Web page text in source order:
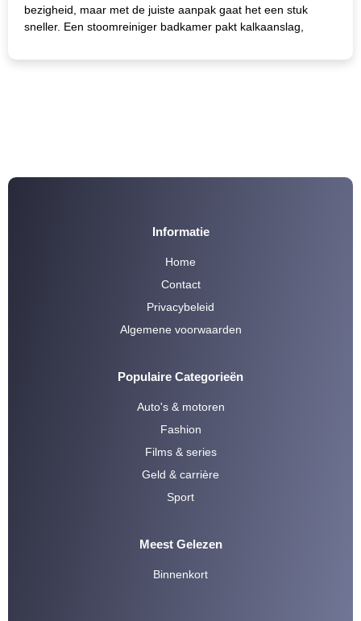
bezigheid, maar met de juiste aanpak gaat het een stuk
sneller. Een stoomreiniger badkamer pakt kalkaanslag,
Informatie
Home
Contact
Privacybeleid
Algemene voorwaarden
Populaire Categorieën
Auto's & motoren
Fashion
Films & series
Geld & carrière
Sport
Meest Gelezen
Binnenkort